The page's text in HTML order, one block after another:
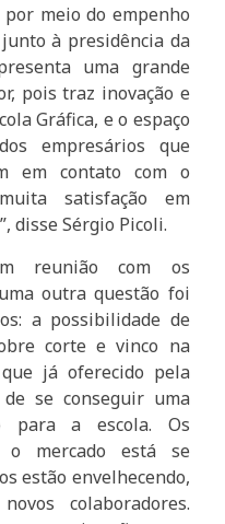
meio do empenho
à presidência da
uma grande
pois traz inovação e
Gráfica, e o espaço
empresários que
em contato com o
satisfação em
disse Sérgio Picoli.
reunião com os
outra questão foi
a possibilidade de
corte e vinco na
já oferecido pela
se conseguir uma
para a escola. Os
o mercado está se
estão envelhecendo,
colaboradores.